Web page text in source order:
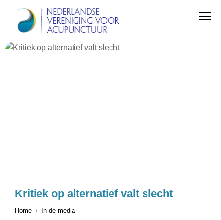
Kritiek op alternatief valt slecht
Home In de media